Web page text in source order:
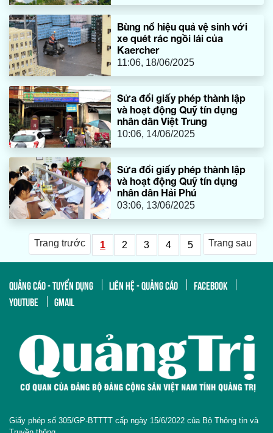
Bùng nổ hiệu quả vệ sinh với
xe quét rác ngồi lái của
Kaercher
11:06, 18/06/2025
Sửa đổi giấy phép thành lập
và hoạt động Quỹ tín dụng
nhân dân Việt Trung
10:06, 14/06/2025
Sửa đổi giấy phép thành lập
và hoạt động Quỹ tín dụng
nhân dân Hải Phú
03:06, 13/06/2025
Trang trước 1 2 3 4 5 Trang sau
QUẢNG CÁO - TUYỂN DỤNG LIÊN HỆ - QUẢNG CÁO
FACEBOOK
YOUTUBE
GMAIL
Giấy phép số 305/GP-BTTTT cấp ngày 15/6/2022 của Bộ Thông tin và